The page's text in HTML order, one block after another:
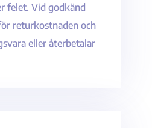
felet. Vid godkänd
returkostnaden och
eller återbetalar